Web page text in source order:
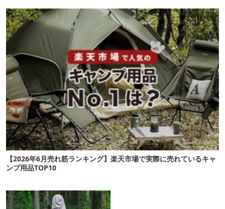
【2026年6月売れ筋ランキング】楽天市場で実際に売れているキャ
ンプ用品TOP10